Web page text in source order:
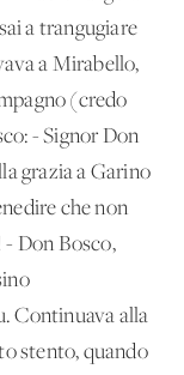
a trangugiare
a Mirabello,
(credo
- Signor Don
grazia a Garino
che non
- Don Bosco,
Continuava alla
stento, quando